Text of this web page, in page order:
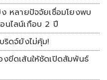
สั่นคลอน
หลายปัจจัยเชื่อมโยงพบ
นไลน์เกือบ 2 ปี
ดจ์ยังไม่คุ้ม!
ขีดเส้นให้ชัดเปิดสัมพันธ์